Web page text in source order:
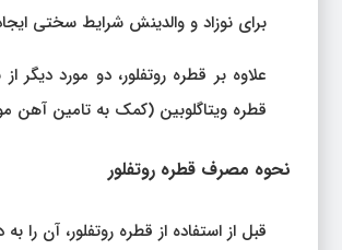
برای نوزاد و والدینش شرایط سختی
علاوه بر قطره روتفلور، دو مورد
قطره ویتاگلوبین (کمک به تامین آهن
نحوه مصرف قطره روتفلور
قبل از استفاده از قطره روتفلور، آن